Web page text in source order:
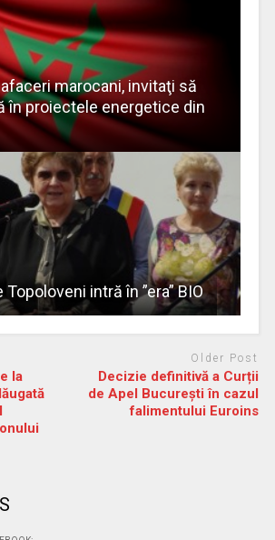
marocani, invitaţi să
în proiectele energetice din
intră în ”era” BIO
la
Older Post
Decizie definitivă a Curții
de Apel București în cazul
falimentului Euroins